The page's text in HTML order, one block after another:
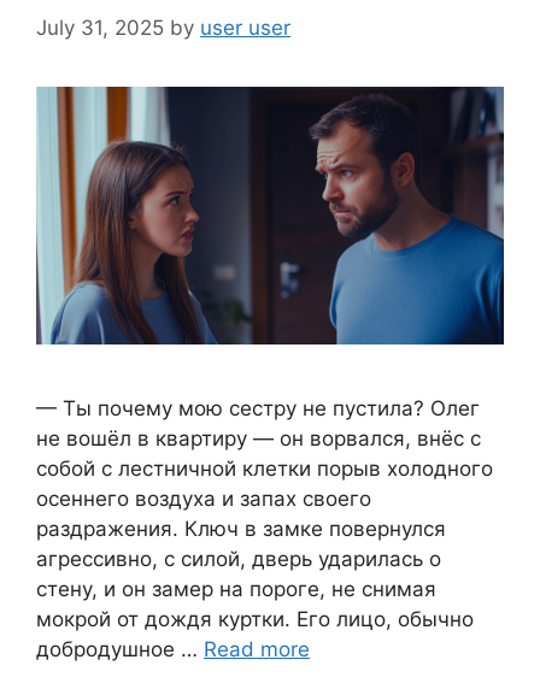
July 31, 2025 by user user
— Ты почему мою сестру не пустила? Олег
не вошёл в квартиру — он ворвался, внёс с
собой с лестничной клетки порыв холодного
осеннего воздуха и запах своего
раздражения. Ключ в замке повернулся
агрессивно, с силой, дверь ударилась о
стену, и он замер на пороге, не снимая
мокрой от дождя куртки. Его лицо, обычно
добродушное … Read more